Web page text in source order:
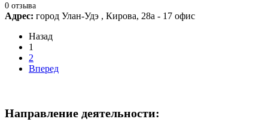
0 отзыва
Адрес: город Улан-Удэ , Кирова, 28а - 17 офис
Назад
1
2
Вперед
Направление деятельности: